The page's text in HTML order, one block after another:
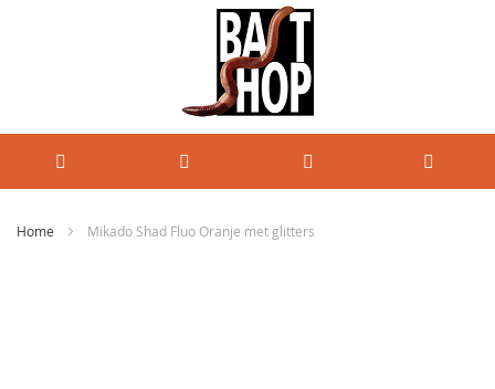
Home Mikado Shad Fluo Oranje met glitters